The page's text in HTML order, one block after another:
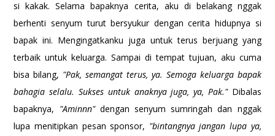
si kakak. Selama bapaknya cerita, aku di belakang nggak
berhenti senyum turut bersyukur dengan cerita hidupnya si
bapak ini. Mengingatkanku juga untuk terus berjuang yang
terbaik untuk keluarga. Sampai di tempat tujuan, aku cuma
bisa bilang, "Pak, semangat terus, ya. Semoga keluarga bapak
bahagia selalu. Sukses untuk anaknya juga, ya, Pak." Dibalas
bapaknya, "Aminnn"dengan senyum sumringah dan nggak
lupa menitipkan pesan sponsor, "bintangnya jangan lupa ya,